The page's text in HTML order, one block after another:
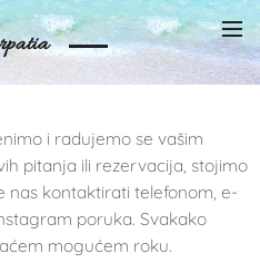
i radujemo se vašim
pitanja ili rezervacija, stojimo
nas kontaktirati telefonom, e-
poruka. Svakako
mogućem roku.